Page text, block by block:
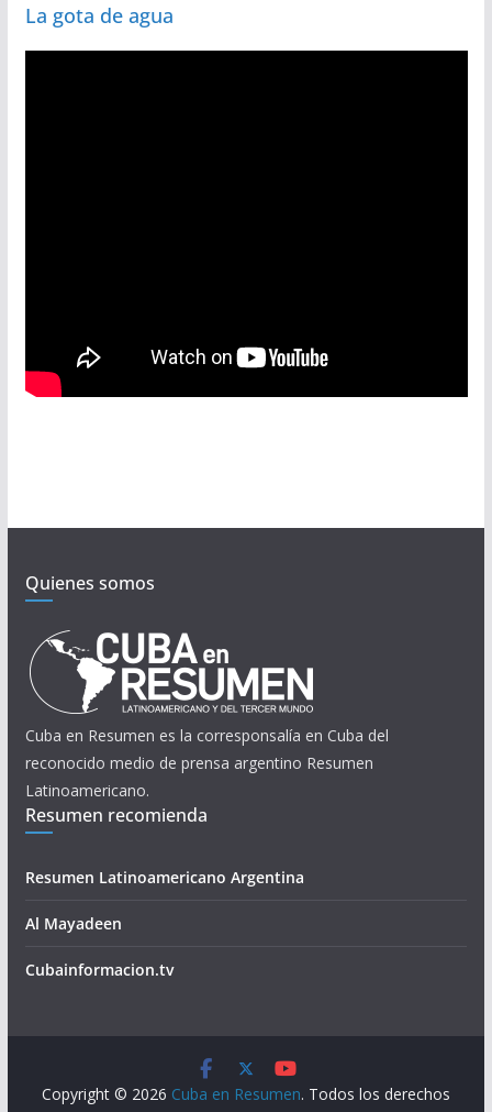
La gota de agua
Quienes somos
Cuba en Resumen es la corresponsalía en Cuba del
reconocido medio de prensa argentino Resumen
Latinoamericano.
Resumen recomienda
Resumen Latinoamericano Argentina
Al Mayadeen
Cubainformacion.tv
Copyright © 2026 Cuba en Resumen. Todos los derechos